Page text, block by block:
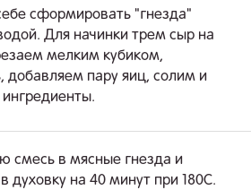
сформировать "гнезда"
Для начинки трем сыр на
мелким кубиком,
добавляем пару яиц, солим и
смесь в мясные гнезда и
духовку на 40 минут при 180С.